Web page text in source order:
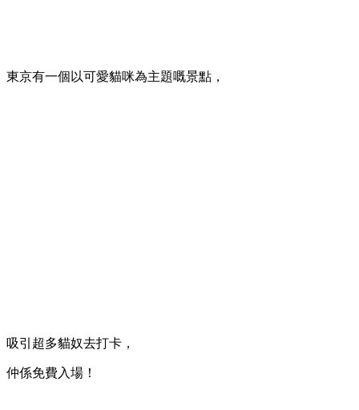
東京有一個以可愛貓咪為主題嘅景點，
吸引超多貓奴去打卡，
仲係免費入場！